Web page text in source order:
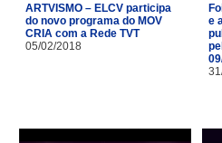
ARTVISMO – ELCV participa
do novo programa do MOV
CRIA com a Rede TVT
05/02/2018
e